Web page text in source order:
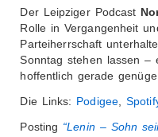
Der Leipziger Podcast
Rolle in Vergangenheit
Parteiherrschaft
Sonntag stehen lassen –
hoffentlich gerade
Die Links: Podigee
Posting “Lenin – Sohn